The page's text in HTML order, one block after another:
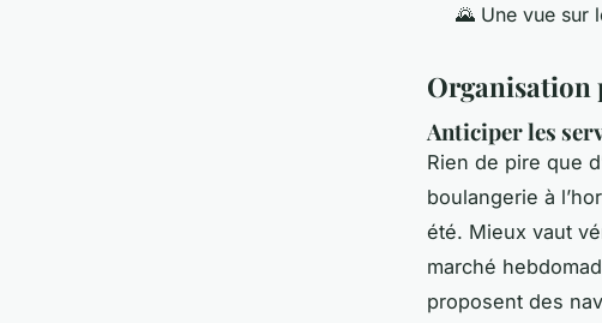
🌄 Une vue sur
Organisation
Anticiper les
Rien de pire que
boulangerie à
été. Mieux vaut
marché
proposent des